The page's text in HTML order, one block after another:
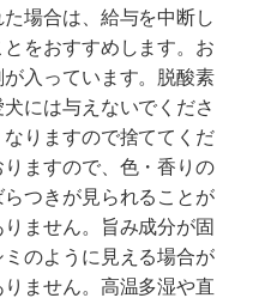
場合は、給与を中断し
をおすすめします。お
入っています。脱酸素
には与えないでくださ
りますので捨ててくだ
ますので、色・香りの
つきが見られることが
ません。旨み成分が固
のように見える場合が
ません。高温多湿や直